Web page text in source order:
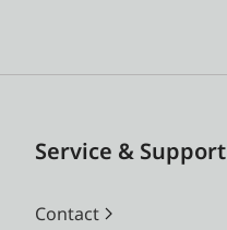
Service & Support
Contact